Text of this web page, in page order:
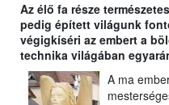
Az élő fa része
pedig épített világunk
végigkíséri az embert a
technika világában
A ma